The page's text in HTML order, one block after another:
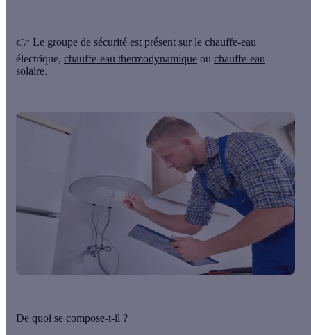
👉 Le groupe de sécurité est présent sur le chauffe-eau
électrique, chauffe-eau thermodynamique ou chauffe-eau
solaire.
De quoi se compose-t-il ?